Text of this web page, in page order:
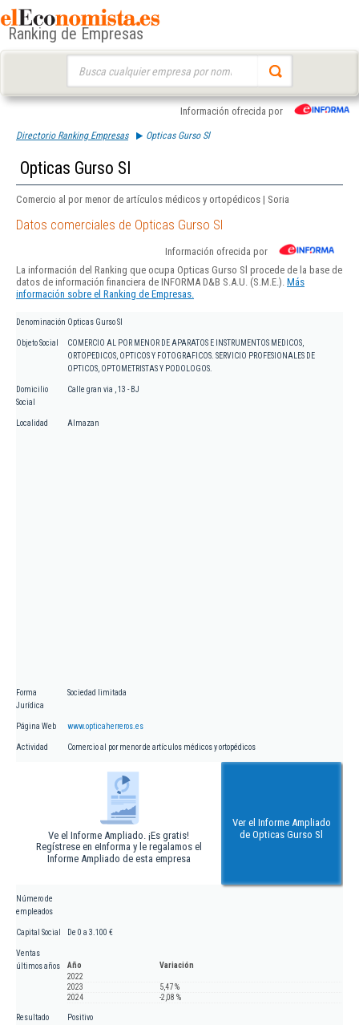
Ranking de Empresas
Información ofrecida por
Directorio Ranking Empresas Opticas Gurso Sl
Opticas Gurso Sl
Comercio al por menor de artículos médicos y ortopédicos | Soria
Datos comerciales de Opticas Gurso Sl
Información ofrecida por
La información del Ranking que ocupa Opticas Gurso Sl procede de la base de
datos de información financiera de INFORMA D&B S.A.U. (S.M.E.). Más
información sobre el Ranking de Empresas.
Denominación Opticas Gurso Sl
Objeto Social
COMERCIO AL POR MENOR DE APARATOS E INSTRUMENTOS MEDICOS,
ORTOPEDICOS, OPTICOS Y FOTOGRAFICOS. SERVICIO PROFESIONALES DE
OPTICOS, OPTOMETRISTAS Y PODOLOGOS.
Domicilio
Social
Calle gran via , 13 - BJ
Localidad Almazan
Forma
Jurídica
Sociedad limitada
Página Web www.opticaherreros.es
Actividad Comercio al por menor de artículos médicos y ortopédicos
Ve el Informe Ampliado. ¡Es gratis!
Regístrese en eInforma y le regalamos el
Informe Ampliado de esta empresa
Ver el Informe Ampliado
de Opticas Gurso Sl
Número de
empleados
Capital Social De 0 a 3.100 €
Ventas
últimos años
Año
Variación
2022
2023
5,47 %
2024
-2,08 %
Resultado
Positivo